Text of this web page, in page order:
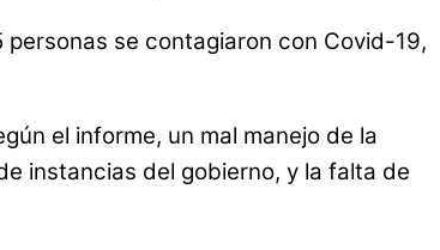
se contagiaron con Covid-19,
el informe, un mal manejo de la
instancias del gobierno, y la falta de